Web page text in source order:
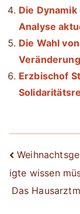
Die
Analyse
Die Wahl
Erzbischof
igte wissen
Das